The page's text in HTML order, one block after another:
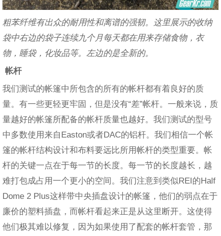
粗苯纤维有出众的耐用性和离谱的强韧。这里展示的收纳
袋中右边的袋子连续九个月每天都在用来存储食物，衣
物，睡袋，化妆品等。左边的是全新的。
帐杆
我们测试的帐篷中所包含的所有的帐杆都有着良好的质
量。有一些更轻更牢固，但是没有“差”帐杆。一般来说，质
量越好的帐篷所配备的帐杆质量也越好。我们测试的型号
中多数使用来自Easton或者DAC的铝杆。我们相信一个帐
篷的帐杆结构设计和布料要远比所用帐杆的类型重要。帐
杆的关键一点在于每一节的长度。每一节的长度越长，越
难打包成占用一个更小的空间。我们注意到类似REI的Half
Dome 2 Plus这样带中央插盘设计的帐篷，他们的弱点在于
廉价的塑料插盘，而帐杆看起来正是从这里断开。这使得
他们极其难以修复，因为如果使用了配套的帐杆套管，那